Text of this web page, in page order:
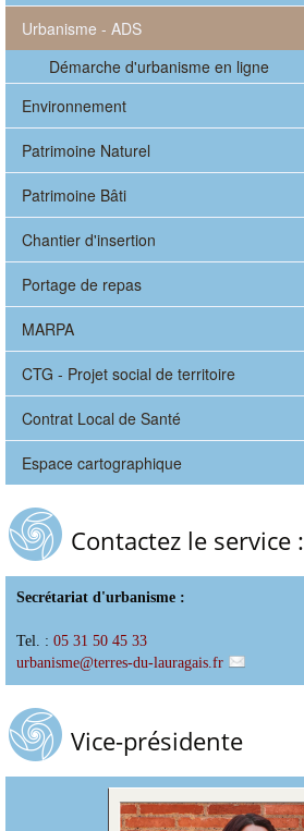
Urbanisme - ADS
Démarche d'urbanisme en ligne
Environnement
Patrimoine Naturel
Patrimoine Bâti
Chantier d'insertion
Portage de repas
MARPA
CTG - Projet social de territoire
Contrat Local de Santé
Espace cartographique
Contactez le service :
Secrétariat d'urbanisme :
Tel. : 05 31 50 45 33
urbanisme@terres-du-lauragais.fr
Vice-présidente